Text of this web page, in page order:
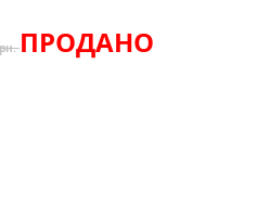
ПРОДАНО